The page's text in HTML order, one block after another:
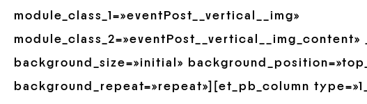
module_class_1=»eventPost__vertical__img»
module_class_2=»eventPost__vertical__img_content»
background_size=»initial»
background_repeat=»repeat»][et_pb_column